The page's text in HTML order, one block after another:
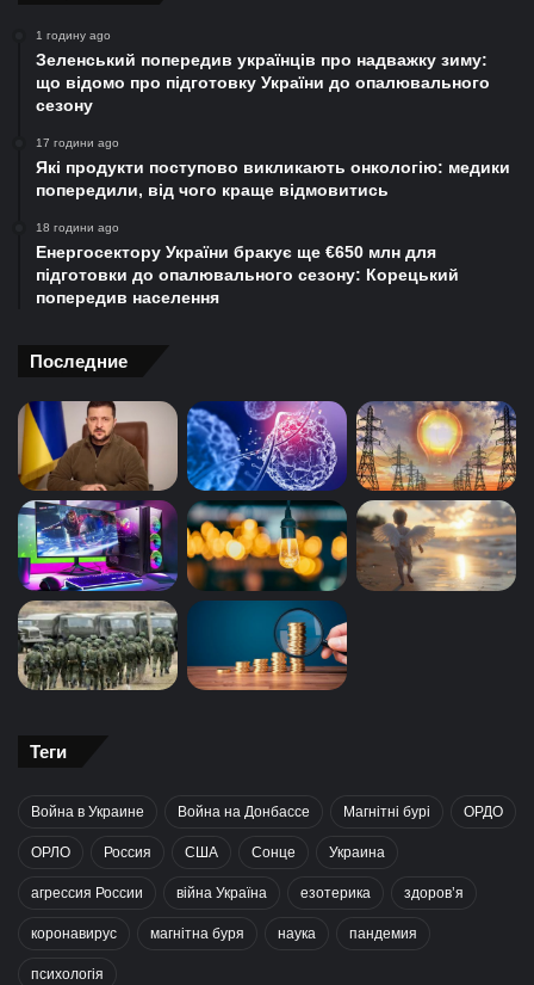
1 годину ago
Зеленський попередив українців про надважку зиму:
що відомо про підготовку України до опалювального
сезону
17 години ago
Які продукти поступово викликають онкологію: медики
попередили, від чого краще відмовитись
18 години ago
Енергосектору України бракує ще €650 млн для
підготовки до опалювального сезону: Корецький
попередив населення
Последние
Теги
Война в Украине Война на Донбассе Магнітні бурі ОРДО
ОРЛО Россия США Сонце Украина
агрессия России війна Україна езотерика здоров’я
коронавирус магнітна буря наука пандемия
психологія